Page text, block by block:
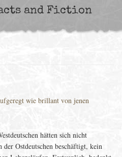
and Fiction
wie brillant von jenen
hätten sich nicht
Ostdeutschen beschäftigt, kein